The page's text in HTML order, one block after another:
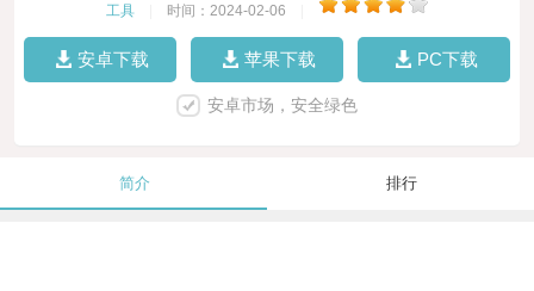
工具 时间：2024-02-06
安卓下载 苹果下载 PC下载
安卓市场，安全绿色
简介 排行